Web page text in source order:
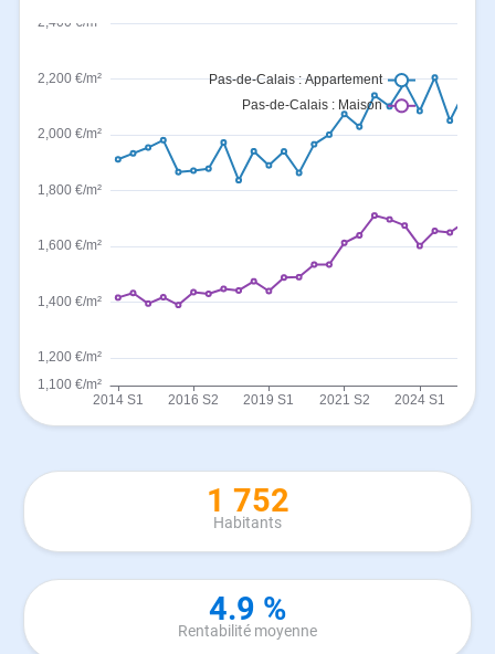
1 752
Habitants
4.9 %
Rentabilité moyenne